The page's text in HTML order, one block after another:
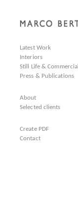
Latest Work
Interiors
Still Life & Commercial
Press & Publications
About
Selected clients
Create PDF
Contact